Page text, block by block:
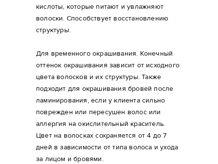
кислоты, которые питают и увлажняют
волоски. Способствует восстановлению
структуры.
Для временного окрашивания. Конечный
оттенок окрашивания зависит от исходного
цвета волосков и их структуры. Также
подходит для окрашивания бровей после
ламинирования, если у клиента сильно
поврежден или пересушен волос или
аллергия на окислительный краситель.
Цвет на волосках сохраняется от 4 до 7
дней в зависимости от типа волоса и ухода
за лицом и бровями.